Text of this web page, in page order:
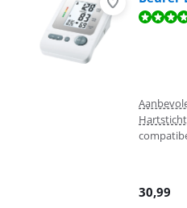
Beoordeling is 8,2 van de 10,
30,99